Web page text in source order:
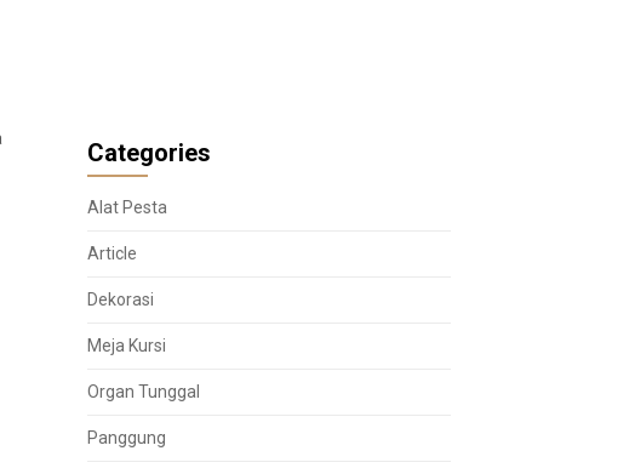
Categories
Alat Pesta
Article
Dekorasi
Meja Kursi
Organ Tunggal
Panggung